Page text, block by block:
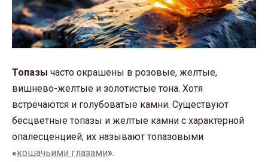
Топазы часто окрашены в розовые, желтые,
вишнево-желтые и золотистые тона. Хотя
встречаются и голубоватые камни. Существуют
бесцветные топазы и желтые камни с характерной
опалесценцией; их называют топазовыми
«кошачьими глазами».